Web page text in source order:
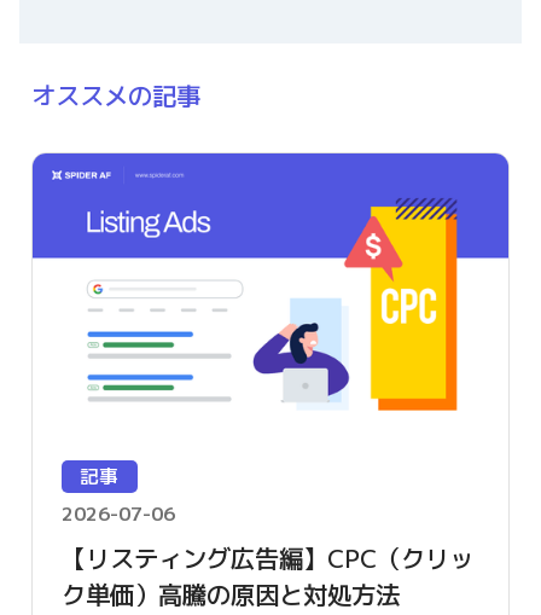
オススメの記事
記事
2026-07-06
【リスティング広告編】CPC（クリッ
ク単価）高騰の原因と対処方法